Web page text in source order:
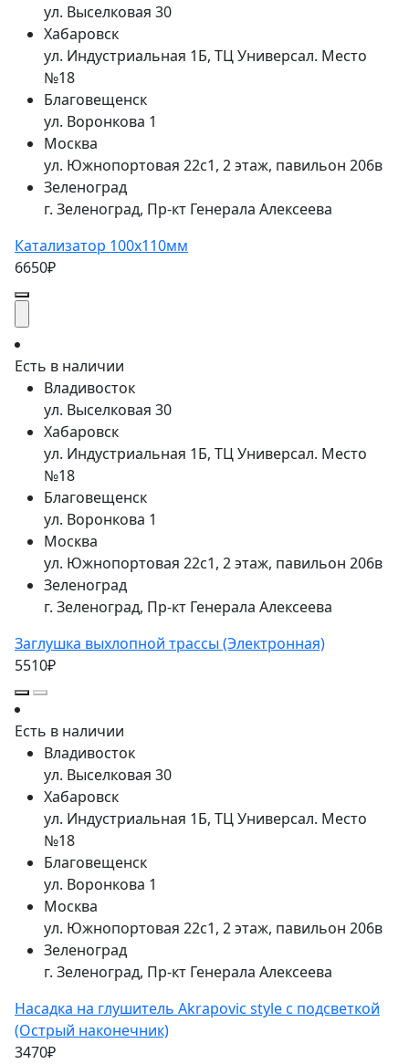
ул. Выселковая 30
Хабаровск
ул. Индустриальная 1Б, ТЦ Универсал. Место
№18
Благовещенск
ул. Воронкова 1
Москва
ул. Южнопортовая 22с1, 2 этаж, павильон 206в
Зеленоград
г. Зеленоград, Пр-кт Генерала Алексеева
Катализатор 100x110мм
6650₽
Есть в наличии
Владивосток
ул. Выселковая 30
Хабаровск
ул. Индустриальная 1Б, ТЦ Универсал. Место
№18
Благовещенск
ул. Воронкова 1
Москва
ул. Южнопортовая 22с1, 2 этаж, павильон 206в
Зеленоград
г. Зеленоград, Пр-кт Генерала Алексеева
Заглушка выхлопной трассы (Электронная)
5510₽
Есть в наличии
Владивосток
ул. Выселковая 30
Хабаровск
ул. Индустриальная 1Б, ТЦ Универсал. Место
№18
Благовещенск
ул. Воронкова 1
Москва
ул. Южнопортовая 22с1, 2 этаж, павильон 206в
Зеленоград
г. Зеленоград, Пр-кт Генерала Алексеева
Насадка на глушитель Akrapovic style с подсветкой
(Острый наконечник)
3470₽